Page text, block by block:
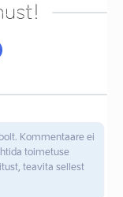
Kommentaare ei
toimetuse
teavita sellest